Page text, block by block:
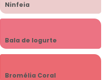
Ninfeia
Bala de Iogurte
Bromélia Coral